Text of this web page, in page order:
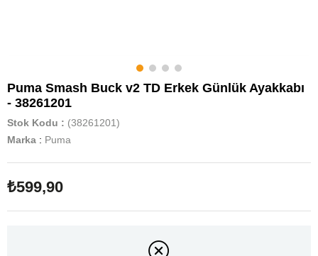
Puma Smash Buck v2 TD Erkek Günlük Ayakkabı
- 38261201
Stok Kodu
(38261201)
Marka : Puma
₺599,90